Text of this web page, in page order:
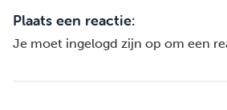
Plaats een reactie:
Je moet ingelogd zijn op om een